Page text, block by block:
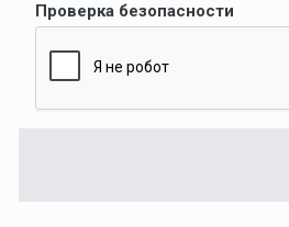
Проверка безопасности